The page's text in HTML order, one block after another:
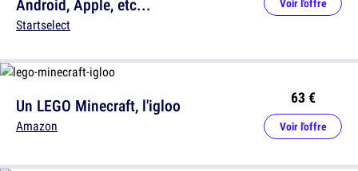
Android, Apple, etc...
Startselect
Voir l'offre
Un LEGO Minecraft, l'igloo
Amazon
63 €
Voir l'offre